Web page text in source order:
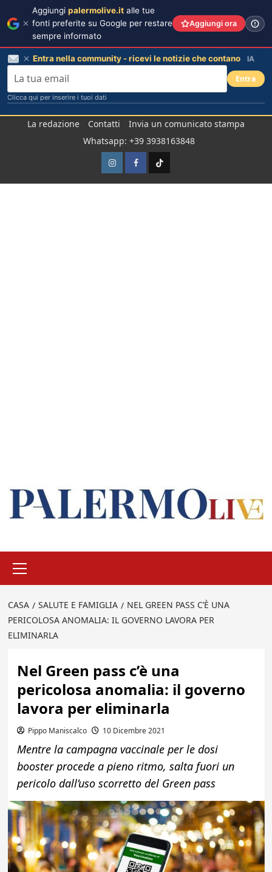
La redazione Contatti
Invia un comunicato stampa
Whatsapp: +39 3938163848
InstagramFacebook
TikTok
principale
CASA SALUTE E FAMIGLIA
NEL GREEN PASS C’È UNA
PERICOLOSA ANOMALIA: IL GOVERNO LAVORA PER
ELIMINARLA
Nel Green pass c’è una
pericolosa anomalia: il governo
lavora per eliminarla
Pippo Maniscalco 10 Dicembre 2021
Mentre la campagna vaccinale per le dosi
booster procede a pieno ritmo, salta fuori un
pericolo dall’uso scorretto del Green pass
Aggiungi palermolive.it alle tue
fonti preferite su Google per restare
sempre informato
Aggiungi ora
Entra nella community - ricevi le notizie che contano IA
Entra
Clicca qui per inserire i tuoi dati